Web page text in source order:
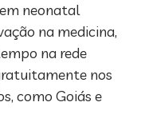
neonatal
na medicina,
na rede
nos
como Goiás e